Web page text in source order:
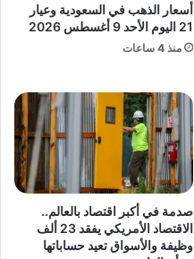
أسعار الذهب في السعودية وعيار
21 اليوم الأحد 9 أغسطس 2026
منذ 4 ساعات
صدمة في أكبر اقتصاد بالعالم..
الاقتصاد الأمريكي يفقد 23 ألف
وظيفة والأسواق تعيد حساباتها